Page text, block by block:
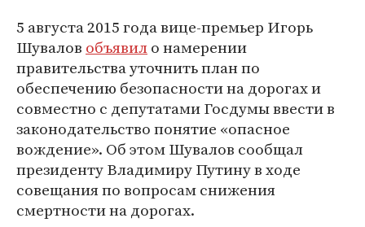
5 августа 2015 года вице-премьер Игорь
Шувалов объявило намерении
правительства уточнить план по
обеспечению безопасности на дорогах и
совместно с депутатами Госдумы ввести в
законодательство понятие «опасное
вождение». Об этом Шувалов сообщал
президенту Владимиру Путину в ходе
совещания по вопросам снижения
смертности на дорогах.